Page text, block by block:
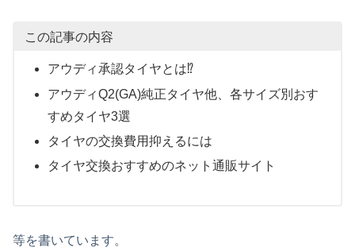
この記事の内容
アウディ承認タイヤとは⁉
アウディQ2(GA)純正タイヤ他、各サイズ別おす
すめタイヤ3選
タイヤの交換費用抑えるには
タイヤ交換おすすめのネット通販サイト
等を書いています。